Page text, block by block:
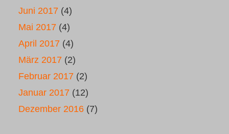
Juni 2017 (4)
Mai 2017 (4)
April 2017 (4)
März 2017 (2)
Februar 2017 (2)
Januar 2017 (12)
Dezember 2016 (7)